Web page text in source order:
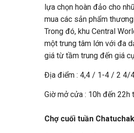
lựa chọn hoàn đảo cho
mua các sản phẩm
Trong đó, khu Central
một trung tâm lớn với đa
giá từ tầm trung đến giá
Địa điểm : 4,4 / 1-4 / 2 4/4
Giờ mở cửa : 10h đến 22h
Chợ cuối tuần Chatuchak